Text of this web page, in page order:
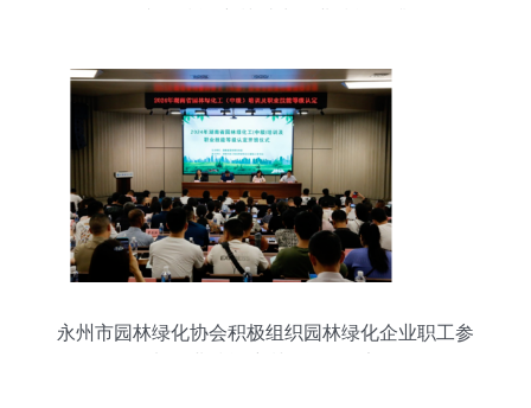
永州市园林绿化协会积极组织园林绿化企业职工参